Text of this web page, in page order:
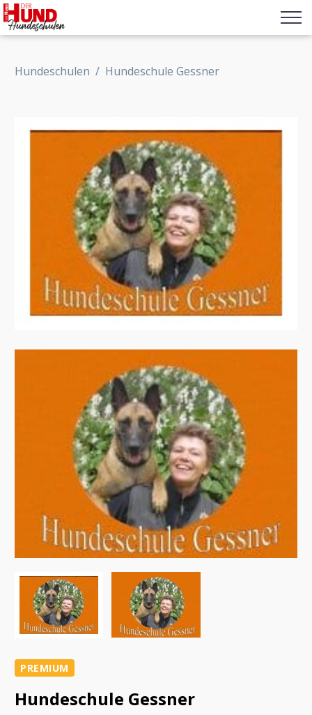
Hundeschulen / Hundeschule Gessner
PREMIUM
Hundeschule Gessner